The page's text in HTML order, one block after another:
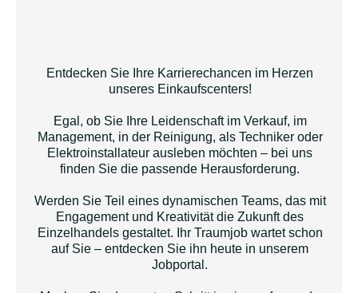
Entdecken Sie Ihre Karrierechancen im Herzen
unseres Einkaufscenters!
Egal, ob Sie Ihre Leidenschaft im Verkauf, im
Management, in der Reinigung, als Techniker oder
Elektroinstallateur ausleben möchten – bei uns
finden Sie die passende Herausforderung.
Werden Sie Teil eines dynamischen Teams, das mit
Engagement und Kreativität die Zukunft des
Einzelhandels gestaltet. Ihr Traumjob wartet schon
auf Sie – entdecken Sie ihn heute in unserem
Jobportal.